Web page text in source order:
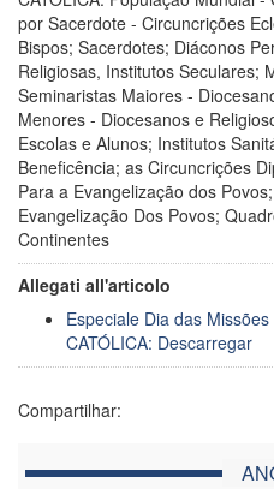
por Sacerdote - Circuncrições
Bispos; Sacerdotes; Diáconos
Religiosas, Institutos Seculares;
Seminaristas Maiores -
Menores - Diocesanos e
Escolas e Alunos; Institutos
Beneficência; as Circuncrições
Para a Evangelização dos
Evangelização Dos Povos;
Continentes
Allegati all'articolo
Especiale Dia das
CATÓLICA: Descarregar
Compartilhar: